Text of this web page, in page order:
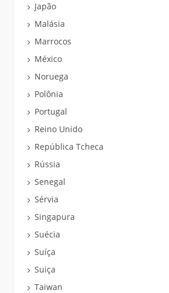
Japão
Malásia
Marrocos
México
Noruega
Polônia
Portugal
Reino Unido
República Tcheca
Rússia
Senegal
Sérvia
Singapura
Suécia
Suíça
Suiça
Taiwan